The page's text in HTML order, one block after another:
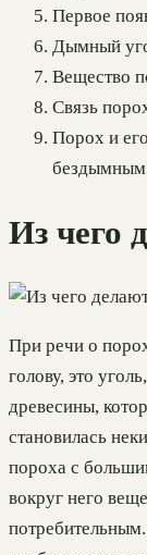
Первое
Дымный
Вещество
Связь
Порох и
бездымным
Из чего
При речи о
голову, это
древесины,
становилась
пороха с
вокруг него